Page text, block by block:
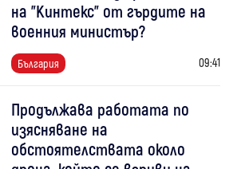
на "Кинтекс" от гърдите на
военния министър?
България 09:41
Продължава работата по
изясняване на
обстоятелствата около